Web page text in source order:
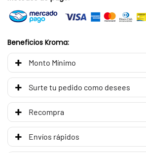
Beneficios Kroma:
Monto Mínimo
Surte tu pedido como desees
Recompra
Envíos rápidos